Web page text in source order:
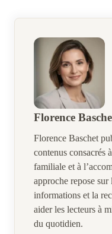
Florence
Florence Baschet
contenus consacrés
familiale et à
approche repose
informations et la
aider les lecteurs à
du quotidien.